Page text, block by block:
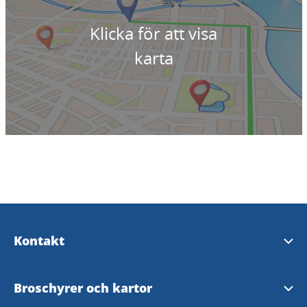
Klicka för att visa
karta
Kontakt
Turistinformation
Broschyrer och kartor